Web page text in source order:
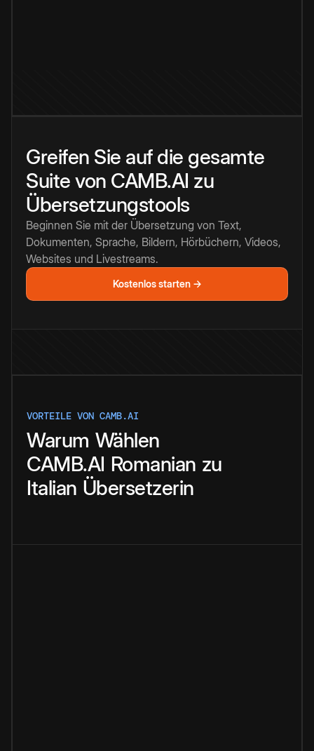
Greifen Sie auf die gesamte
Suite von CAMB.AI zu
Übersetzungstools
Beginnen Sie mit der Übersetzung von Text,
Dokumenten, Sprache, Bildern, Hörbüchern, Videos,
Websites und Livestreams.
Kostenlos starten →
VORTEILE VON CAMB.AI
Warum Wählen
CAMB.AI Romanian zu
Italian Übersetzerin